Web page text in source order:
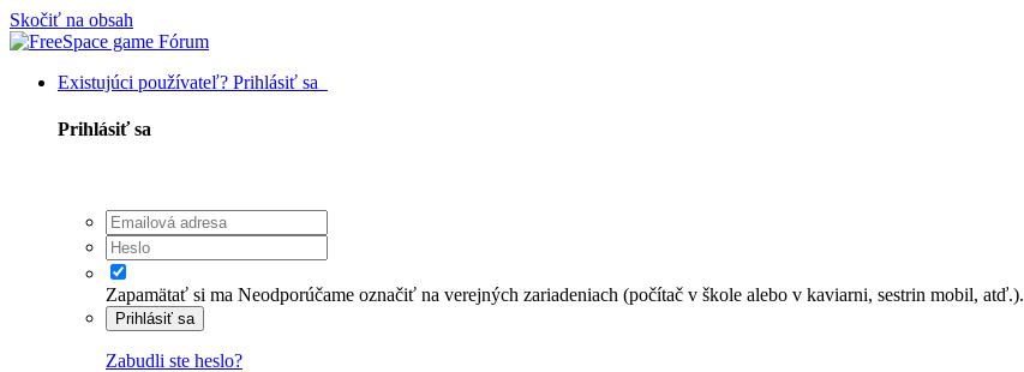
Skočiť na obsah
Existujúci používateľ? Prihlásiť sa
Prihlásiť sa
Zapamätať si ma Neodporúčame označiť na verejných zariadeniach (počítač v škole alebo v kaviarni, sestrin mobil, atď.).
Prihlásiť sa
Zabudli ste heslo?